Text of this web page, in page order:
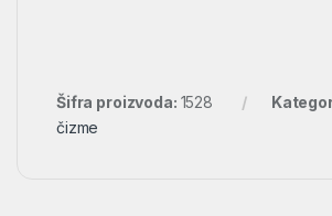
Šifra proizvoda: 1528
čizme